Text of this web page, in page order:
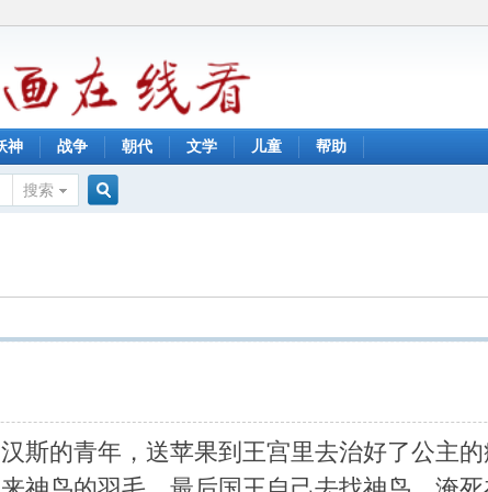
神 战争 朝代 文学 儿童 帮助
搜索
斯的青年，送苹果到王宫里去治好了公主